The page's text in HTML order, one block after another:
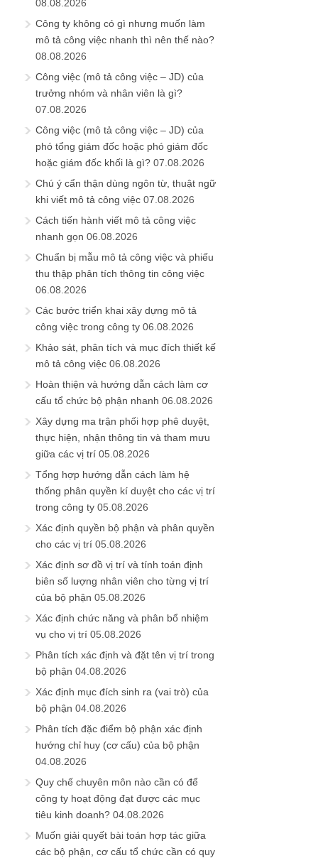
08.08.2026
Công ty không có gì nhưng muốn làm
mô tả công việc nhanh thì nên thế nào?
08.08.2026
Công việc (mô tả công việc – JD) của
trưởng nhóm và nhân viên là gì?
07.08.2026
Công việc (mô tả công việc – JD) của
phó tổng giám đốc hoặc phó giám đốc
hoặc giám đốc khối là gì? 07.08.2026
Chú ý cẩn thận dùng ngôn từ, thuật ngữ
khi viết mô tả công việc 07.08.2026
Cách tiến hành viết mô tả công việc
nhanh gọn 06.08.2026
Chuẩn bị mẫu mô tả công việc và phiếu
thu thập phân tích thông tin công việc
06.08.2026
Các bước triển khai xây dựng mô tả
công việc trong công ty 06.08.2026
Khảo sát, phân tích và mục đích thiết kế
mô tả công việc 06.08.2026
Hoàn thiện và hướng dẫn cách làm cơ
cấu tổ chức bộ phận nhanh 06.08.2026
Xây dựng ma trận phối hợp phê duyệt,
thực hiện, nhận thông tin và tham mưu
giữa các vị trí 05.08.2026
Tổng hợp hướng dẫn cách làm hệ
thống phân quyền kí duyệt cho các vị trí
trong công ty 05.08.2026
Xác định quyền bộ phận và phân quyền
cho các vị trí 05.08.2026
Xác định sơ đồ vị trí và tính toán định
biên số lượng nhân viên cho từng vị trí
của bộ phận 05.08.2026
Xác định chức năng và phân bổ nhiệm
vụ cho vị trí 05.08.2026
Phân tích xác định và đặt tên vị trí trong
bộ phận 04.08.2026
Xác định mục đích sinh ra (vai trò) của
bộ phận 04.08.2026
Phân tích đặc điểm bộ phận xác định
hướng chỉ huy (cơ cấu) của bộ phận
04.08.2026
Quy chế chuyên môn nào cần có để
công ty hoạt động đạt được các mục
tiêu kinh doanh? 04.08.2026
Muốn giải quyết bài toán hợp tác giữa
các bộ phận, cơ cấu tổ chức cần có quy